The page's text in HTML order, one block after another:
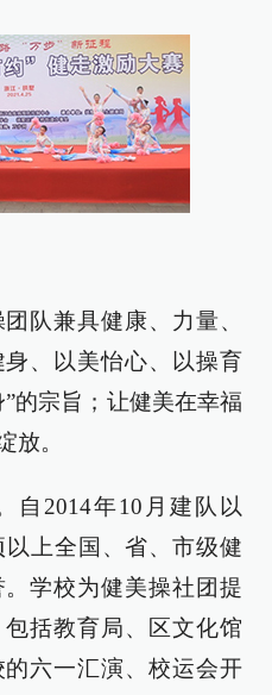
队兼具健康、力量、
、以美怡心、以操育
的宗旨；让健美在幸福
放。
自2014年10月建队以
上全国、省、市级健
学校为健美操社团提
括教育局、区文化馆
六一汇演、校运会开